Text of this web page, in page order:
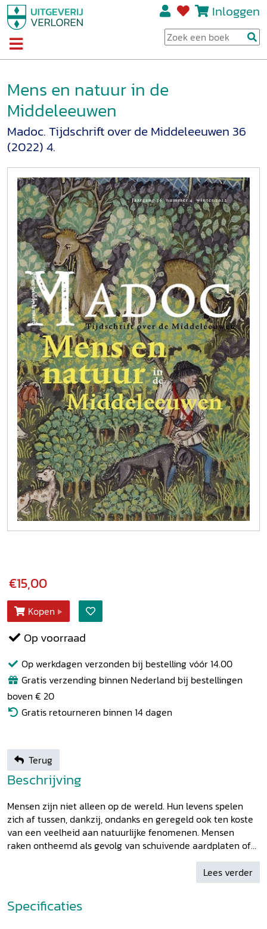
Inloggen
Mens en natuur in de
Middeleeuwen
Madoc. Tijdschrift over de Middeleeuwen 36
(2022) 4.
€15,00
Kopen
Op voorraad
Op werkdagen verzonden bij bestelling vóór 14.00
Gratis verzending binnen Nederland bij bestellingen
boven € 20
Gratis retourneren binnen 14 dagen
Terug
Beschrijving
Mensen zijn niet alleen op de wereld. Hun levens spelen
zich af tussen, dankzij, ondanks en geregeld ook ten koste
van een veelheid aan natuurlijke fenomenen. Mensen
raken ontheemd als gevolg van schuivende aardplaten of
overstromende rivieren, terwijl hun afval zich in de
wereldzeeën ophoopt. Sommige dieren en planten vormen
een belangrijke, zo niet essentiële menselijke
voedingsbron, terwijl andere als plaag worden
uitgebannen. Leek een strikte scheiding tussen ‘mens’ en
Lees verder
Specificaties